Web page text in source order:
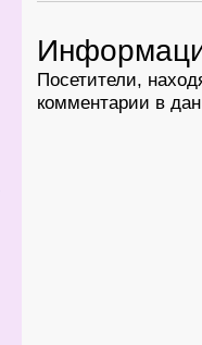
Посетители,
комментарии в